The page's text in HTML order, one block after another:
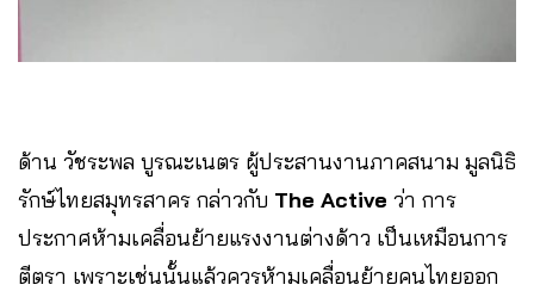
ด้าน​ วัชระพล บูรณะเนตร​ ผู้ประสานงานภาคสนาม​ มูลนิธิ
รักษ์ไทยสมุทรสาคร​ กล่าวกับ​ The​ Active​ ว่า การ
ประกาศห้ามเคลื่อนย้ายแรงงานต่างด้าว เป็นเหมือนการ
ตีตรา เพราะเช่นนั้นแล้วควรห้ามเคลื่อนย้ายคนไทยออก